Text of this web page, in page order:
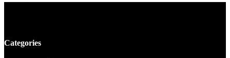
Categories